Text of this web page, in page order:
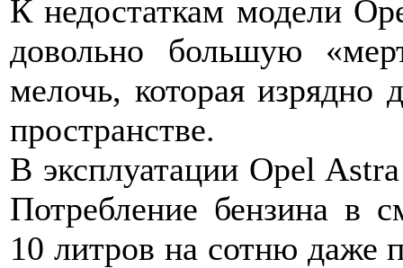
К недостаткам модели
довольно большую
мелочь, которая изрядно
пространстве.
В эксплуатации Opel
Потребление бензина в
10 литров на сотню даже